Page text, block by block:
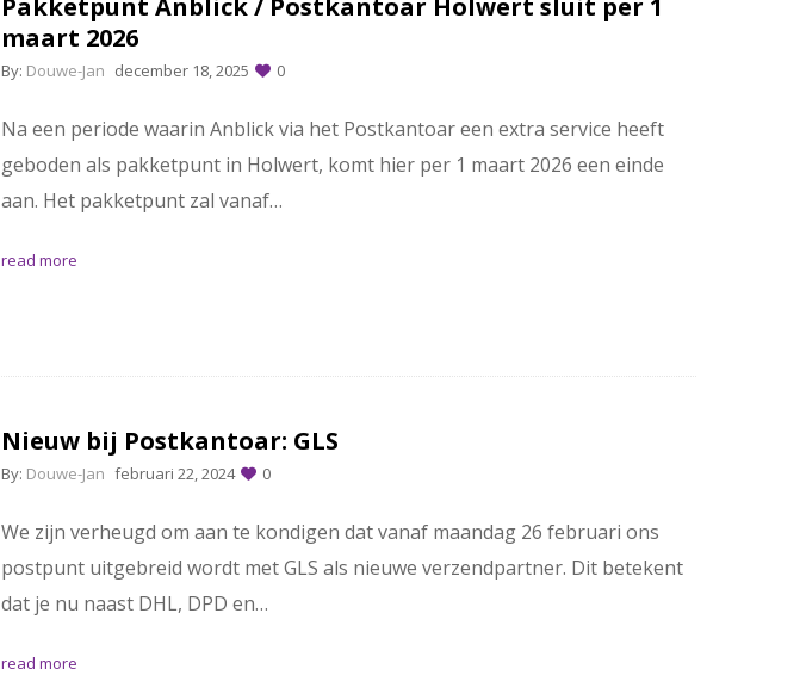
Pakketpunt Anblick / Postkantoar Holwert sluit per 1
maart 2026
By: Douwe-Jan december 18, 2025 0
Na een periode waarin Anblick via het Postkantoar een extra service heeft
geboden als pakketpunt in Holwert, komt hier per 1 maart 2026 een einde
aan. Het pakketpunt zal vanaf…
read more
Nieuw bij Postkantoar: GLS
By: Douwe-Jan februari 22, 2024 0
We zijn verheugd om aan te kondigen dat vanaf maandag 26 februari ons
postpunt uitgebreid wordt met GLS als nieuwe verzendpartner. Dit betekent
dat je nu naast DHL, DPD en…
read more